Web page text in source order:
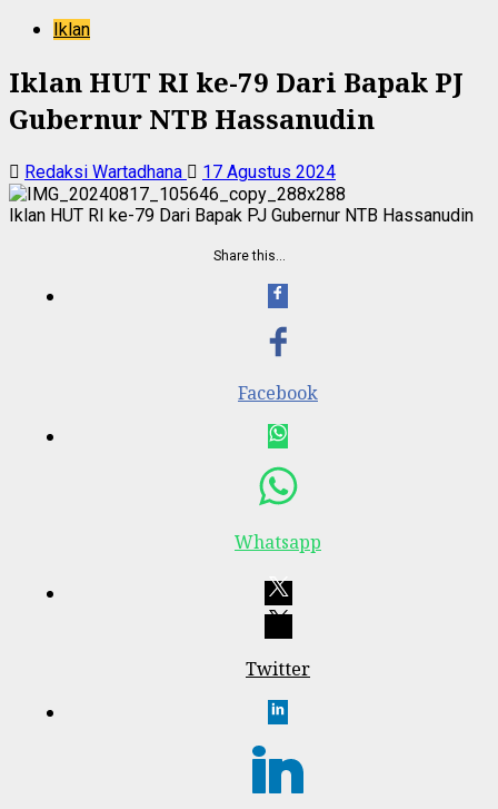
Iklan
Iklan HUT RI ke-79 Dari Bapak PJ
Gubernur NTB Hassanudin
Redaksi Wartadhana 17 Agustus 2024
Iklan HUT RI ke-79 Dari Bapak PJ Gubernur NTB Hassanudin
Share this…
Facebook
Whatsapp
Twitter